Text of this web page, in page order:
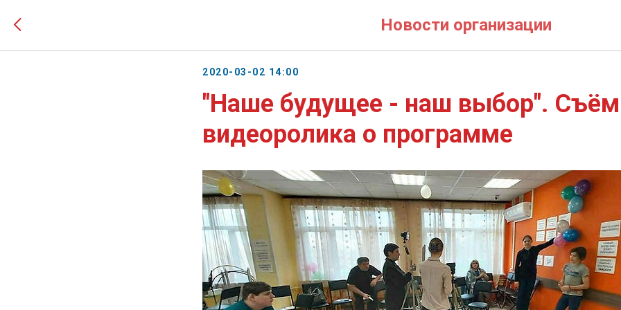
Новости организации
2020-03-02 14:00
"Наше будущее - наш выбор".
видеоролика о программе